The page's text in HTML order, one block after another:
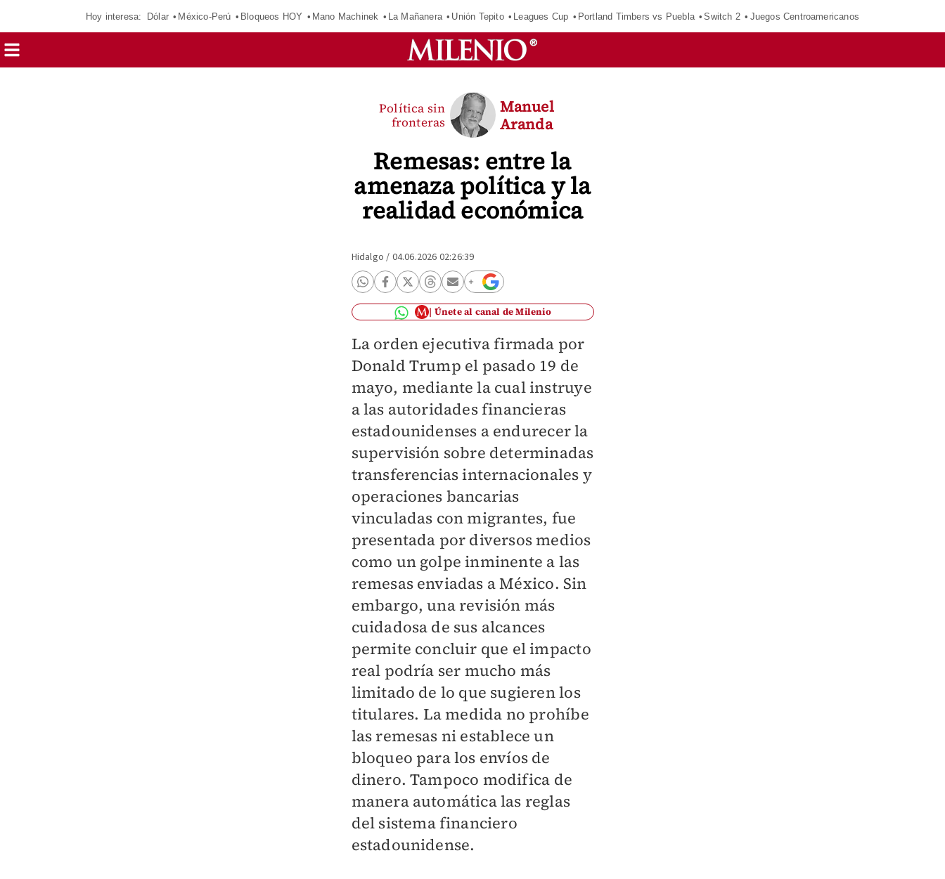
Hoy interesa: Dólar México-Perú Bloqueos HOY Mano Machinek La Mañanera Unión Tepito Leagues Cup Portland Timbers vs Puebla Switch 2 Juegos Centroamericanos
Remesas: entre la
amenaza política y la
realidad económica
Política sin
fronteras
Manuel
Aranda
Hidalgo / 04.06.2026 02:26:39
Únete al canal de Milenio
La orden ejecutiva firmada por
Donald Trump el pasado 19 de
mayo, mediante la cual instruye
a las autoridades financieras
estadounidenses a endurecer la
supervisión sobre determinadas
transferencias internacionales y
operaciones bancarias
vinculadas con migrantes, fue
presentada por diversos medios
como un golpe inminente a las
remesas enviadas a México. Sin
embargo, una revisión más
cuidadosa de sus alcances
permite concluir que el impacto
real podría ser mucho más
limitado de lo que sugieren los
titulares. La medida no prohíbe
las remesas ni establece un
bloqueo para los envíos de
dinero. Tampoco modifica de
manera automática las reglas
del sistema financiero
estadounidense.